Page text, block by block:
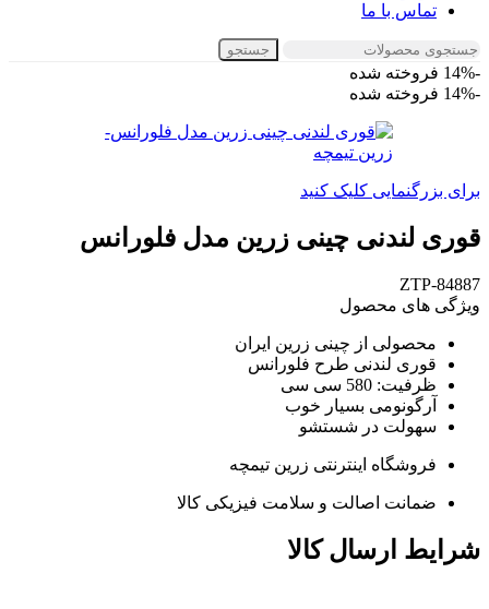
تماس با ما
جستجو
-14%
فروخته شده
-14%
فروخته شده
برای بزرگنمایی کلیک کنید
قوری لندنی چینی زرین مدل فلورانس
ZTP-84887
ویژگی های محصول
محصولی از چینی زرین ایران
قوری لندنی طرح فلورانس
ظرفیت: 580 سی سی
آرگونومی بسیار خوب
سهولت در شستشو
فروشگاه اینترنتی زرین تیمچه
ضمانت اصالت و سلامت فیزیکی کالا
شرایط ارسال کالا